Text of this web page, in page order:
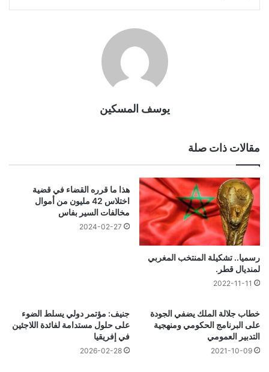
يوسف المسكين
مقالات ذات صلة
رسميا.. تشكيلة المنتخب المغربي
لمنديال قطر.
2022-11-11
هذا ما قرره القضاء في قضية
اختلاس 42 مليون من أموال
مخالفات السير بفاس
2024-02-27
خطاب جلالة الملك يضفي الجودة
على البرنامج الحكومي ومنهجية
التدبير العمومي
2021-10-09
جنيف: مؤتمر دولي يسلط الضوء
على حلول مستدامة لفائدة اللاجئين
في إفريقيا
2026-02-28